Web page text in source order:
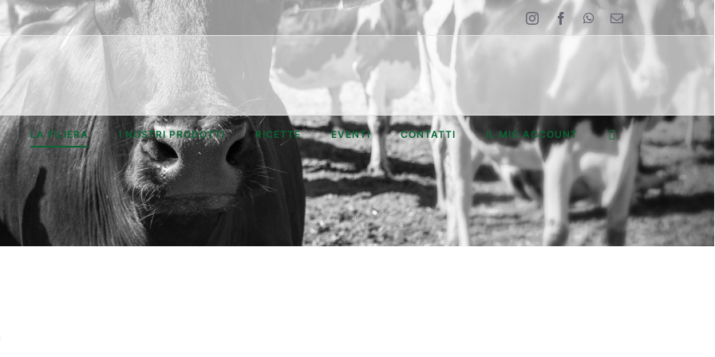
InstagramFacebookWhatsApp
Email
LA FILIERA I NOSTRI PRODOTTI RICETTE EVENTI CONTATTI IL MIO ACCOUNT